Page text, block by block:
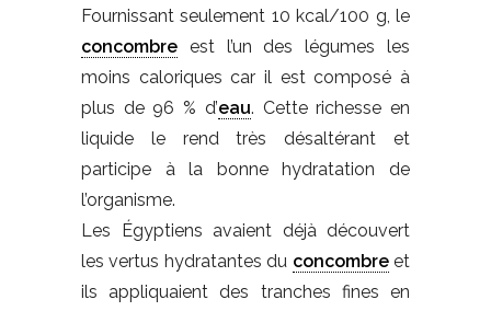
Fournissant seulement 10 kcal/100 g, le
concombre est l’un des légumes les
moins caloriques car il est composé à
plus de 96 % d’eau. Cette richesse en
liquide le rend très désaltérant et
participe à la bonne hydratation de
l’organisme.
Les Égyptiens avaient déjà découvert
les vertus hydratantes du concombreet
ils appliquaient des tranches fines en